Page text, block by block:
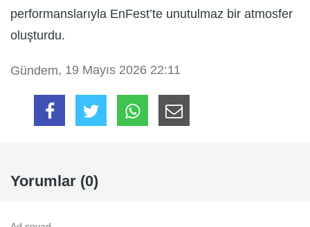
performanslarıyla EnFest’te unutulmaz bir atmosfer
oluşturdu.
Gündem, 19 Mayıs 2026 22:11
Yorumlar (0)